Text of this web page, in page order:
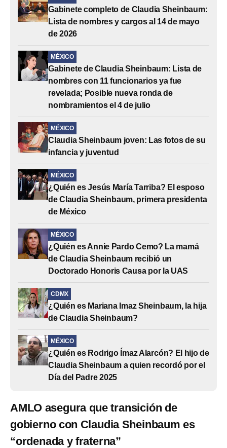
Gabinete completo de Claudia Sheinbaum:
Lista de nombres y cargos al 14 de mayo
de 2026
MÉXICO
Gabinete de Claudia Sheinbaum: Lista de
nombres con 11 funcionarios ya fue
revelada; Posible nueva ronda de
nombramientos el 4 de julio
MÉXICO
Claudia Sheinbaum joven: Las fotos de su
infancia y juventud
MÉXICO
¿Quién es Jesús María Tarriba? El esposo
de Claudia Sheinbaum, primera presidenta
de México
MÉXICO
¿Quién es Annie Pardo Cemo? La mamá
de Claudia Sheinbaum recibió un
Doctorado Honoris Causa por la UAS
CDMX
¿Quién es Mariana Imaz Sheinbaum, la hija
de Claudia Sheinbaum?
MÉXICO
¿Quién es Rodrigo Ímaz Alarcón? El hijo de
Claudia Sheinbaum a quien recordó por el
Día del Padre 2025
AMLO asegura que transición de
gobierno con Claudia Sheinbaum es
“ordenada y fraterna”